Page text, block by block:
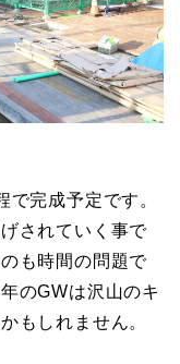
完成予定です。
されていく事で
も時間の問題で
のGWは沢山のキ
もしれません。